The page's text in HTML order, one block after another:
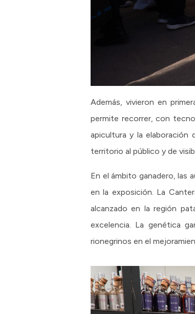
Además, vivieron en
permite recorrer, con
apicultura y la elaboración
territorio al público y de
En el ámbito ganadero, las
en la exposición. La
alcanzado en la región
excelencia. La genética
rionegrinos en el